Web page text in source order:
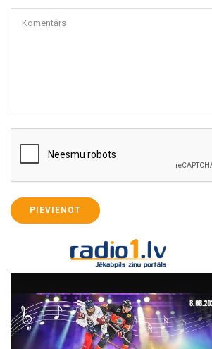
Komentārs
PIEVIENOT